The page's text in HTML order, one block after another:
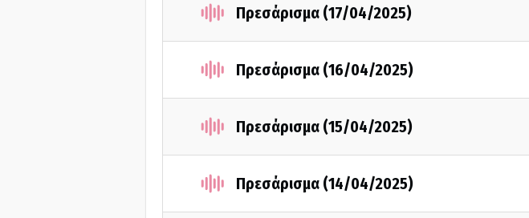
Πρεσάρισμα (17/04/2025)
Πρεσάρισμα (16/04/2025)
Πρεσάρισμα (15/04/2025)
Πρεσάρισμα (14/04/2025)